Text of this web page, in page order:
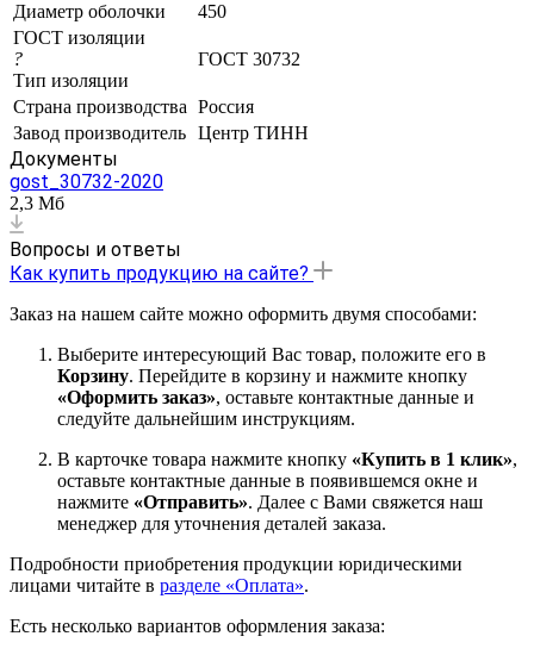
Диаметр оболочки
450
ГОСТ изоляции
?
Тип изоляции
ГОСТ 30732
Страна производства Россия
Завод производитель Центр ТИНН
Документы
gost_30732-2020
2,3 Мб
Вопросы и ответы
Как купить продукцию на сайте?
Заказ на нашем сайте можно оформить двумя способами:
Выберите интересующий Вас товар, положите его в
Корзину. Перейдите в корзину и нажмите кнопку
«Оформить заказ», оставьте контактные данные и
следуйте дальнейшим инструкциям.
В карточке товара нажмите кнопку «Купить в 1 клик»,
оставьте контактные данные в появившемся окне и
нажмите «Отправить». Далее с Вами свяжется наш
менеджер для уточнения деталей заказа.
Подробности приобретения продукции юридическими
лицами читайте в разделе «Оплата».
Есть несколько вариантов оформления заказа: